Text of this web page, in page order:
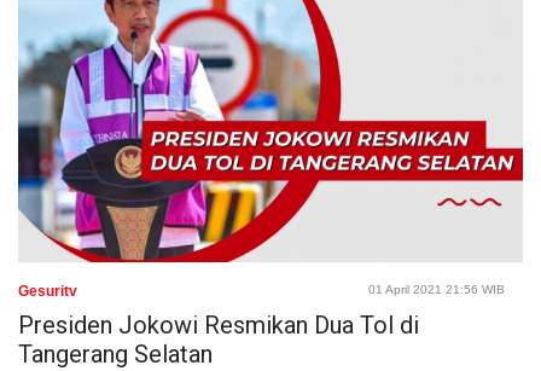
Gesuritv 01 April 2021 21:56 WIB
Presiden Jokowi Resmikan Dua Tol di
Tangerang Selatan